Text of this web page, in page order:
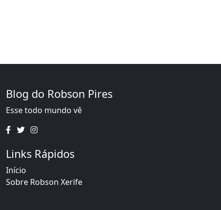
Blog do Robson Pires
Esse todo mundo vê
Links Rápidos
Início
Sobre Robson Xerife